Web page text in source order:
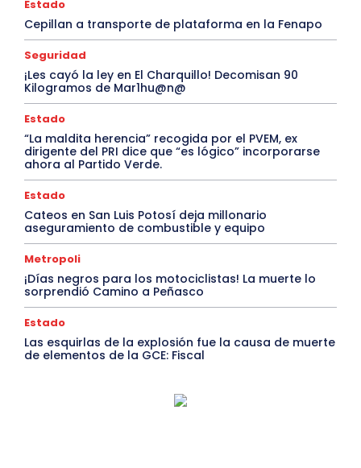
Estado
Cepillan a transporte de plataforma en la Fenapo
Seguridad
¡Les cayó la ley en El Charquillo! Decomisan 90
Kilogramos de Mar1hu@n@
Estado
“La maldita herencia” recogida por el PVEM, ex
dirigente del PRI dice que “es lógico” incorporarse
ahora al Partido Verde.
Estado
Cateos en San Luis Potosí deja millonario
aseguramiento de combustible y equipo
Metropoli
¡Días negros para los motociclistas! La muerte lo
sorprendió Camino a Peñasco
Estado
Las esquirlas de la explosión fue la causa de muerte
de elementos de la GCE: Fiscal